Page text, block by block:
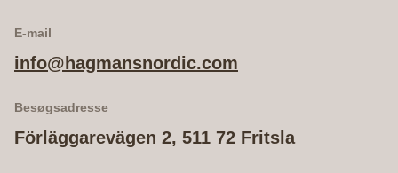
E-mail
info@hagmansnordic.com
Besøgsadresse
Förläggarevägen 2, 511 72 Fritsla